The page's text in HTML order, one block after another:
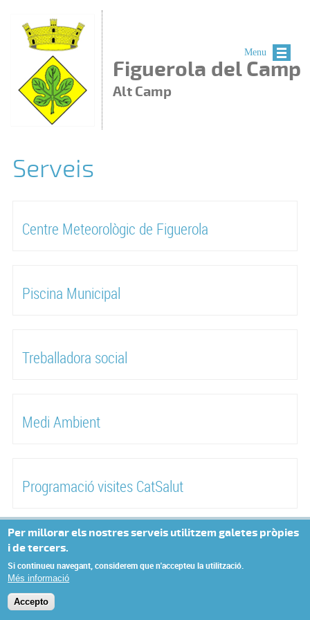
Figuerola del Camp
Alt Camp
Serveis
Centre Meteorològic de Figuerola
Piscina Municipal
Treballadora social
Medi Ambient
Programació visites CatSalut
Menu
Per millorar els nostres serveis utilitzem galetes pròpies
i de tercers.
Si continueu navegant, considerem que n'accepteu la utilització.
Més informació
Accepto